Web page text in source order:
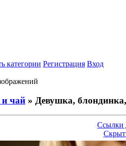
категории Регистрация Вход
чай » Девушка,
Ссылки